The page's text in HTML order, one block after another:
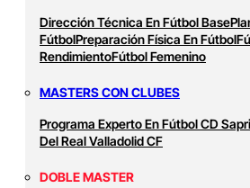
Dirección Técnica En Fútbol Base
FútbolPreparación Física En Fútbol
RendimientoFútbol Femenino
MASTERS CON CLUBES
Programa Experto En Fútbol CD
Del Real Valladolid CF
DOBLE MASTER